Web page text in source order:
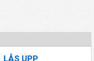
LÅS UPP